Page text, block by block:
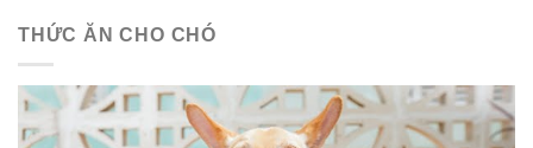
THỨC ĂN CHO CHÓ